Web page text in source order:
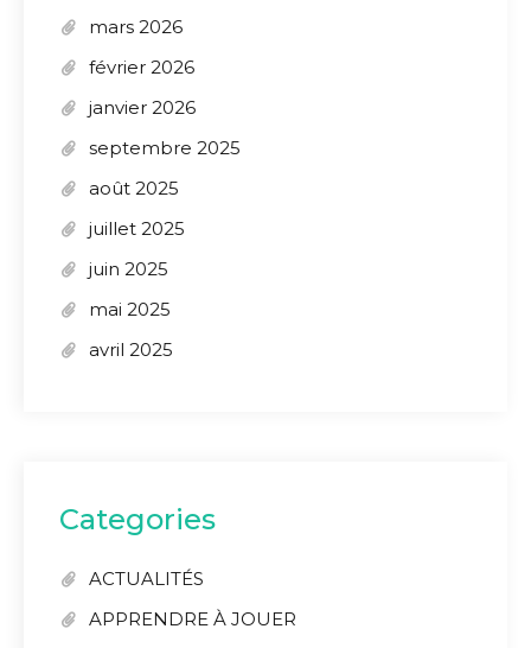
mars 2026
février 2026
janvier 2026
septembre 2025
août 2025
juillet 2025
juin 2025
mai 2025
avril 2025
Categories
ACTUALITÉS
APPRENDRE À JOUER